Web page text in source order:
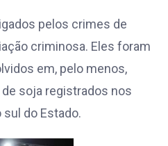
pelos crimes de
criminosa. Eles foram
em, pelo menos,
soja registrados nos
do Estado.